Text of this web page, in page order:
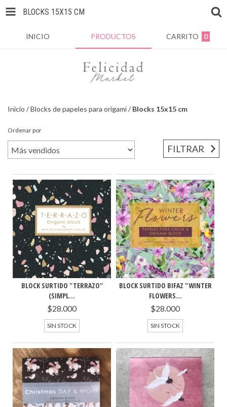
BLOCKS 15X15 CM
INICIO PRODUCTOS CARRITO 0
Inicio /Blocks de papeles para origami/ Blocks 15x15 cm
Ordenar por
FILTRAR
BLOCK SURTIDO "TERRAZO"
(SIMPL...
$28.000
SIN STOCK
BLOCK SURTIDO BIFAZ "WINTER
FLOWERS...
$28.000
SIN STOCK